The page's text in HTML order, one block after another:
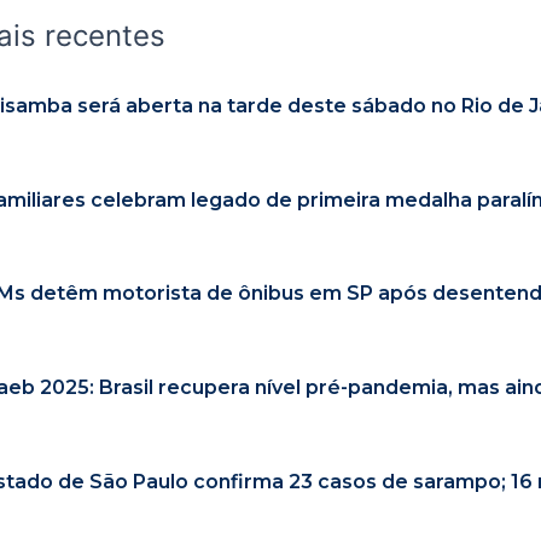
recentes
será aberta na tarde deste sábado no Rio de
celebram legado de primeira medalha
detêm motorista de ônibus em SP após
2025: Brasil recupera nível pré-pandemia, mas
de São Paulo confirma 23 casos de sarampo; 16